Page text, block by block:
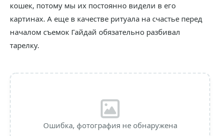
кошек, потому мы их постоянно видели в его
картинах. А еще в качестве ритуала на счастье перед
началом съемок Гайдай обязательно разбивал
тарелку.
Ошибка, фотография не обнаружена